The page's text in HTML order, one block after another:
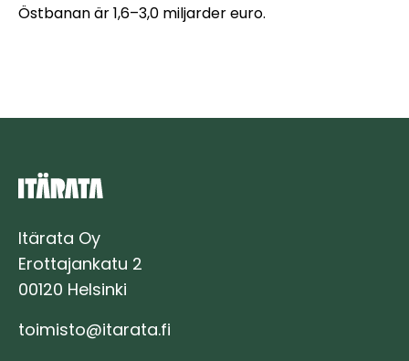
Östbanan är 1,6–3,0 miljarder euro.
Itärata Oy
Erottajankatu 2
00120 Helsinki
toimisto@itarata.fi